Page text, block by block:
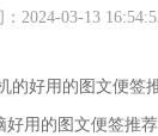
2024-03-13
的好用的图文便签
好用的图文便签推荐